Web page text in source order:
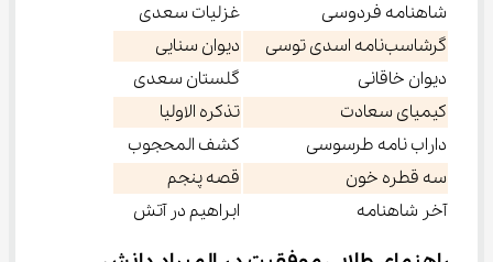
شاهنامه فردوسی
غزلیات سعدی
گرشاسب‌نامه اسدی توسی
دیوان سنایی
دیوان خاقانی
گلستان سعدی
کیمیای سعادت
تذکره الاولیا
داراب نامه طرسوسی
کشف المحجوب
سه قطره خون
قصه پنجم
آخر شاهنامه
ابراهیم در آتش